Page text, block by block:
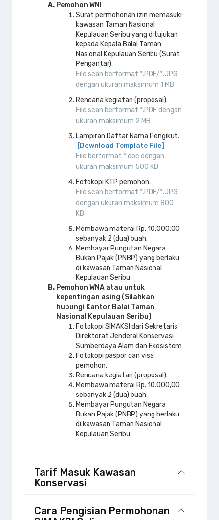
Pemohon WNI
Surat permohonan izin memasuki
kawasan Taman Nasional
Kepulauan Seribu yang ditujukan
kepada Kepala Balai Taman
Nasional Kepulauan Seribu (Surat
Pengantar).
File scan berformat *.PDF/*.JPG
dengan ukuran maksimum 1 MB
Rencana kegiatan (proposal).
File scan berformat *.PDF dengan
ukuran maksimum 2 MB
Lampiran Daftar Nama Pengikut.
[Download Template File]
File berformat *.doc dengan
ukuran maksimum 500 KB
Fotokopi KTP pemohon.
File scan berformat *.PDF/*.JPG
dengan ukuran maksimum 800
KB
Membawa materai Rp. 10.000,00
sebanyak 2 (dua) buah.
Membayar Pungutan Negara
Bukan Pajak (PNBP) yang berlaku
di kawasan Taman Nasional
Kepulauan Seribu
Pemohon WNA atau untuk
kepentingan asing (Silahkan
hubungi Kantor Balai Taman
Nasional Kepulauan Seribu)
Fotokopi SIMAKSI dari Sekretaris
Direktorat Jenderal Konservasi
Sumberdaya Alam dan Ekosistem
Fotokopi paspor dan visa
pemohon.
Rencana kegiatan (proposal).
Membawa materai Rp. 10.000,00
sebanyak 2 (dua) buah.
Membayar Pungutan Negara
Bukan Pajak (PNBP) yang berlaku
di kawasan Taman Nasional
Kepulauan Seribu
Tarif Masuk Kawasan
Konservasi
Cara Pengisian Permohonan